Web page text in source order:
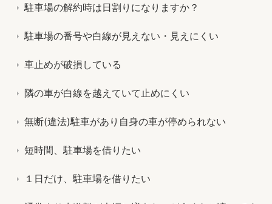
駐車場の解約時は日割りになりますか？
駐車場の番号や白線が見えない・見えにくい
車止めが破損している
隣の車が白線を越えていて止めにくい
無断(違法)駐車があり自身の車が停められない
短時間、駐車場を借りたい
１日だけ、駐車場を借りたい